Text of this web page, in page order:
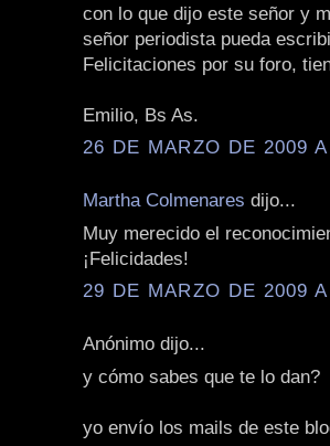
con lo que dijo este señor y
señor periodista pueda
Felicitaciones por su foro,
Emilio, Bs As.
26 DE MARZO DE 2009
Martha Colmenares dijo...
Muy merecido el
¡Felicidades!
29 DE MARZO DE 2009
Anónimo dijo...
y cómo sabes que te lo dan?
yo envío los mails de este